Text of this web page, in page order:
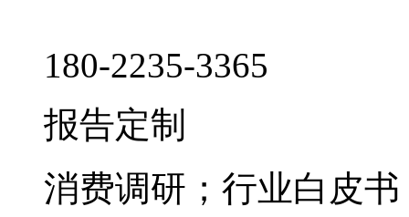
180-2235-3365
报告定制
消费调研；行业白皮